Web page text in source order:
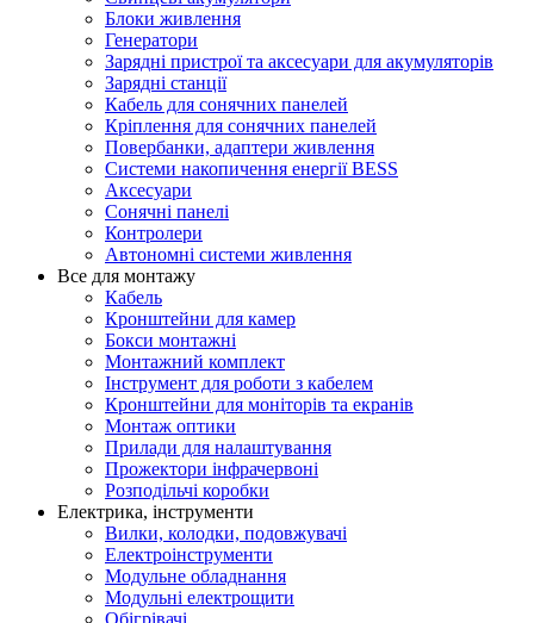
Блоки живлення
Генератори
Зарядні пристрої та аксесуари для акумуляторів
Зарядні станції
Кабель для сонячних панелей
Кріплення для сонячних панелей
Повербанки, адаптери живлення
Системи накопичення енергії BESS
Аксесуари
Сонячні панелі
Контролери
Автономні системи живлення
Все для монтажу
Кабель
Кронштейни для камер
Бокси монтажні
Монтажний комплект
Інструмент для роботи з кабелем
Кронштейни для моніторів та екранів
Монтаж оптики
Прилади для налаштування
Прожектори інфрачервоні
Розподільчі коробки
Електрика, інструменти
Вилки, колодки, подовжувачі
Електроінструменти
Модульне обладнання
Модульні електрощити
Обігрівачі